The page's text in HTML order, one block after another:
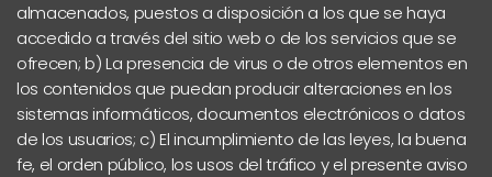
almacenados, puestos a disposición a los que se haya
accedido a través del sitio web o de los servicios que se
ofrecen; b) La presencia de virus o de otros elementos en
los contenidos que puedan producir alteraciones en los
sistemas informáticos, documentos electrónicos o datos
de los usuarios; c) El incumplimiento de las leyes, la buena
fe, el orden público, los usos del tráfico y el presente aviso